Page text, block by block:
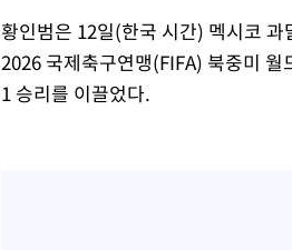
황인범은 12일(한국 시간) 멕시코
2026 국제축구연맹(FIFA) 북중미
1 승리를 이끌었다.